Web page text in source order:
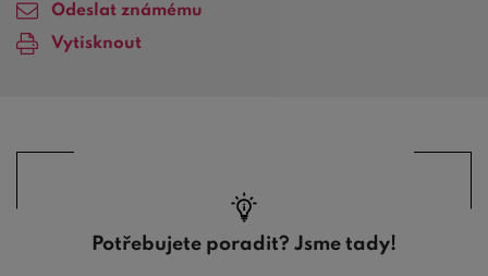
Odeslat známému
Vytisknout
Potřebujete poradit? Jsme tady!